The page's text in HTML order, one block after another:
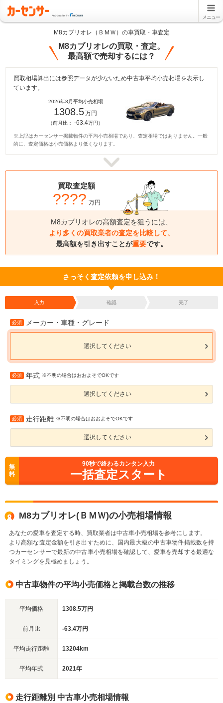
メニュー
M8カブリオレ（ＢＭＷ）の車買取・車査定
M8カブリオレの買取・査定。
最高額で売却するには？
買取相場算出には参照データが少ないため中古車平均小売相場を表示し
ています。
2026年8月平均小売相場
1308.5万円
（前月比：-63.4万円）
※上記はカーセンサー掲載物件の平均小売相場であり、査定相場ではありません。一般
的に、査定価格は小売価格より低くなります。
買取査定額
???? 万円
M8カブリオレの高額査定を狙うには、
より多くの買取業者の査定を比較して、
最高額を引き出すことが重要です。
さっそく査定依頼を申し込み！
入力 確認 完了
必須 メーカー・車種・グレード
選択してください
必須 年式 ※不明の場合はおおよそでOKです
選択してください
必須 走行距離 ※不明の場合はおおよそでOKです
選択してください
無
料
90秒で終わるカンタン入力
一括査定スタート
M8カブリオレ(ＢＭＷ)の小売相場情報
あなたの愛車を査定する時、買取業者は中古車小売相場を参考にします。
より高額な査定金額を引き出すために、国内最大級の中古車物件掲載数を持
つカーセンサーで最新の中古車小売相場を確認して、愛車を売却する最適な
タイミングを見極めましょう。
中古車物件の平均小売価格と掲載台数の推移
平均価格 1308.5万円
前月比 -63.4万円
平均走行距離 13204km
平均年式 2021年
走行距離別 中古車小売相場情報